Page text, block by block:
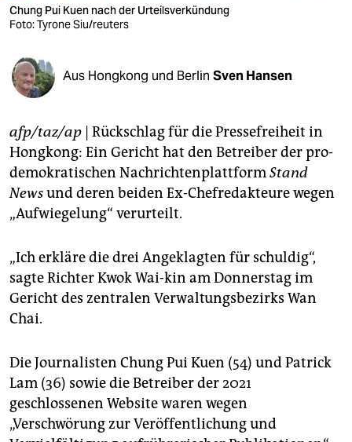
veranstaltungen
fragen & hilfe
unterstützen
abo
genossenschaft
epaper login
Chung Pui Kuen nach der Urteilsverkündung
Foto: Tyrone Siu/reuters
Aus Hongkong und Berlin Sven Hansen
afp/taz/ap | Rückschlag für die Pressefreiheit in
Hongkong: Ein Gericht hat den Betreiber der pro-
demokratischen NachrichtenplattformStand
Newsund deren beiden Ex-Chefredakteure wegen
„Aufwiegelung“ verurteilt.
„Ich erkläre die drei Angeklagten für schuldig“,
sagte Richter Kwok Wai-kin am Donnerstag im
Gericht des zentralen Verwaltungsbezirks Wan
Chai.
Die Journalisten Chung Pui Kuen (54) und Patrick
Lam (36) sowie die Betreiber der 2021
geschlossenen Website waren wegen
„Verschwörung zur Veröffentlichung und